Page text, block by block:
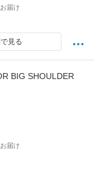
届け
見る
BIG SHOULDER
届け